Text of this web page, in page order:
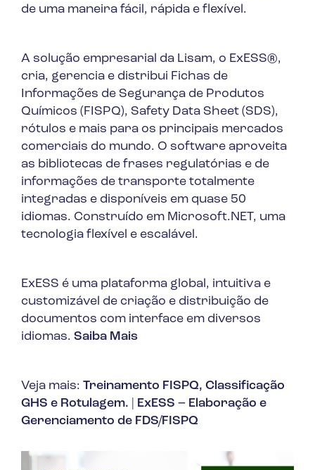
de uma maneira fácil, rápida e flexível.
A solução empresarial da Lisam, o ExESS®,
cria, gerencia e distribui Fichas de
Informações de Segurança de Produtos
Químicos (FISPQ), Safety Data Sheet (SDS),
rótulos e mais para os principais mercados
comerciais do mundo. O software aproveita
as bibliotecas de frases regulatórias e de
informações de transporte totalmente
integradas e disponíveis em quase 50
idiomas. Construído em Microsoft.NET, uma
tecnologia flexível e escalável.
ExESS é uma plataforma global, intuitiva e
customizável de criação e distribuição de
documentos com interface em diversos
idiomas. Saiba Mais
Veja mais: Treinamento FISPQ, Classificação
GHS e Rotulagem.
ExESS – Elaboração e
Gerenciamento de FDS/FISPQ